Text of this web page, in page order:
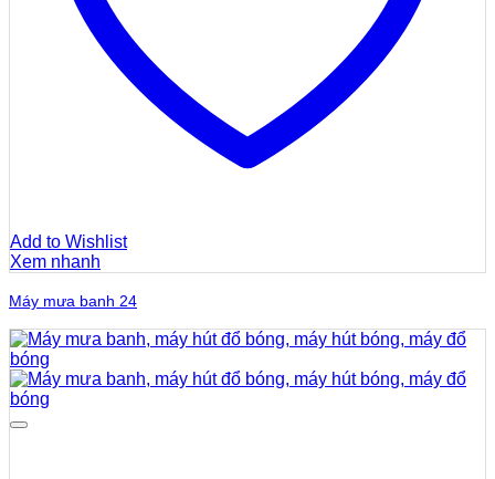
Add to Wishlist
Xem nhanh
Máy mưa banh 24